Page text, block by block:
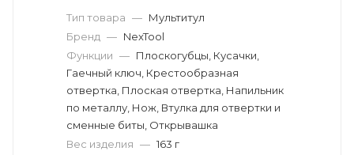
Тип товара — Мультитул
Бренд — NexTool
Функции — Плоскогубцы, Кусачки,
Гаечный ключ, Крестообразная
отвертка, Плоская отвертка, Напильник
по металлу, Нож, Втулка для отвертки и
сменные биты, Открывашка
Вес изделия — 163 г